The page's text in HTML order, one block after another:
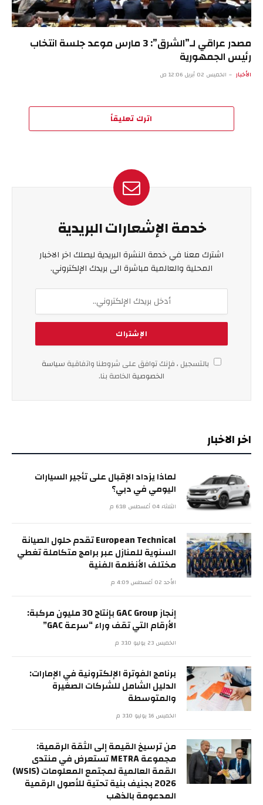
مصدر عراقي لـ”الشرق”: 3 مارس موعد جلسة انتخاب
رئيس الجمهورية
الأخبار الخميس 02 أبريل 12:06 ص
اترك تعليقاً
خدمة الإشعارات البريدية
اشترك معنا في خدمة النشرة البريدية ليصلك اخر الاخبار
المحلية والعالمية مباشرة الى بريدك الإلكتروني.
بالتسجيل ، فإنك توافق على شروطنا واتفاقية سياسة
الخصوصية الخاصة بنا.
اخر الاخبار
لماذا يزداد الإقبال على تأجير السيارات
اليومي في دبي؟
الثلاثاء 04 أغسطس 6:18 م
European Technical تقدم حلول الصيانة
السنوية للمنازل عبر برامج متكاملة تغطي
مختلف الأنظمة الفنية
الأحد 02 أغسطس 4:09 م
إنجاز GAC Group بإنتاج 30 مليون مركبة:
الأرقام التي تقف وراء “سرعة GAC”
الخميس 23 يوليو 3:10 م
برنامج الفوترة الإلكترونية في الإمارات:
الدليل الشامل للشركات الصغيرة
والمتوسطة
الخميس 16 يوليو 3:10 م
من ترسيخ القيمة إلى الثقة الرقمية:
مجموعة METRA تستعرض في منتدى
القمة العالمية لمجتمع المعلومات (WSIS)
2026 بجنيف بنية تحتية للأصول الرقمية
المدعومة بالذهب